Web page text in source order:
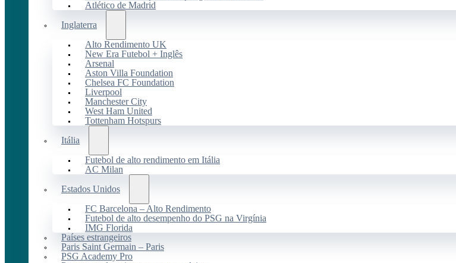
Atlético de Madrid
Inglaterra
Alto Rendimento UK
New Era Futebol + Inglês
Arsenal
Aston Villa Foundation
Chelsea FC Foundation
Liverpool
Manchester City
West Ham United
Tottenham Hotspurs
Itália
Futebol de alto rendimento em Itália
AC Milan
Estados Unidos
FC Barcelona – Alto Rendimento
Futebol de alto desempenho do PSG na Virgínia
IMG Florida
Países estrangeiros
Paris Saint Germain – Paris
PSG Academy Pro